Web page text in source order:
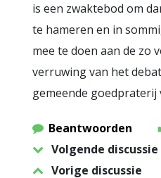
is een zwaktebod om
te hameren en in
mee te doen aan de zo
verruwing van het
gemeende goedpraterij
Beantwoorden
Volgende discussie
Vorige discussie